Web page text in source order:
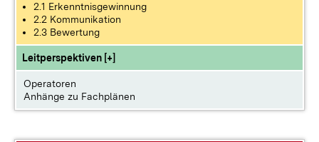
2.1 Erkenntnisgewinnung
2.2 Kommunikation
2.3 Bewertung
Leitperspektiven [+]
Operatoren
Anhänge zu Fachplänen